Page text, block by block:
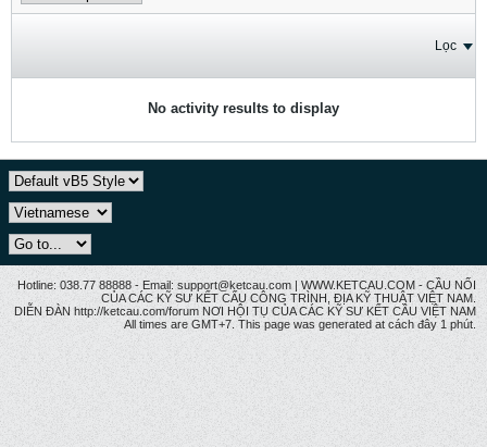
Lọc
No activity results to display
Hotline: 038.77 88888 - Email: support@ketcau.com | WWW.KETCAU.COM - CẦU NỐI
CỦA CÁC KỸ SƯ KẾT CẤU CÔNG TRÌNH, ĐỊA KỸ THUẬT VIỆT NAM.
DIỄN ĐÀN http://ketcau.com/forum NƠI HỘI TỤ CỦA CÁC KỸ SƯ KẾT CÂU VIỆT NAM
All times are GMT+7. This page was generated at cách đây 1 phút.